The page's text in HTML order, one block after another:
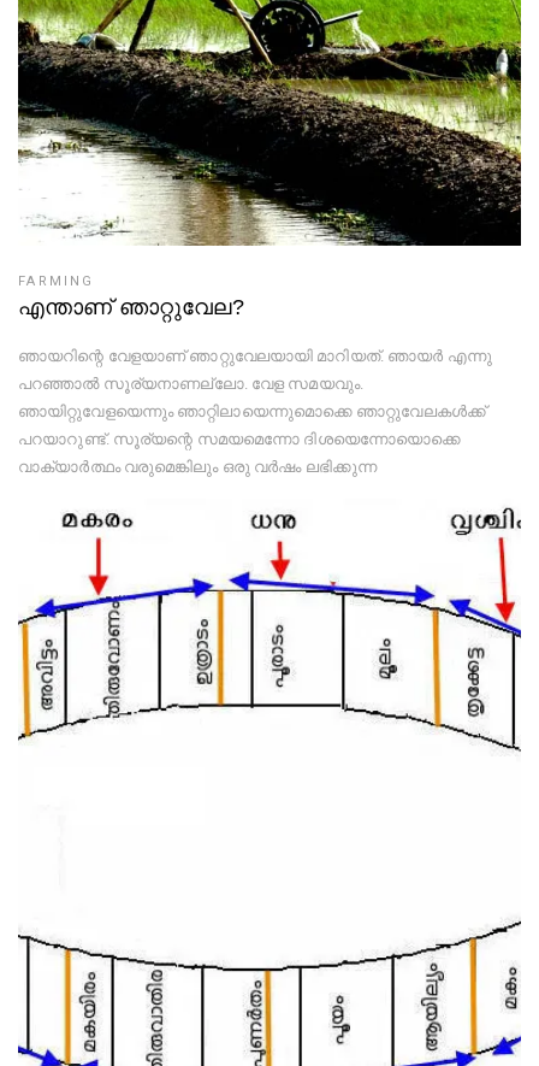
FARMING
എന്താണ് ഞാറ്റുവേല?
ഞായറിന്റെ വേളയാണ് ഞാറ്റുവേലയായി മാറിയത്. ഞായർ എന്നു
പറഞ്ഞാൽ സൂര്യനാണല്ലോ. വേള സമയവും.
ഞായിറ്റുവേളയെന്നും ഞാറ്റിലായെന്നുമൊക്കെ ഞാറ്റുവേലകൾക്ക്
പറയാറുണ്ട്. സൂര്യന്റെ സമയമെന്നോ ദിശയെന്നോയൊക്കെ
വാക്യാർത്ഥം വരുമെങ്കിലും ഒരു വർഷം ലഭിക്കുന്ന